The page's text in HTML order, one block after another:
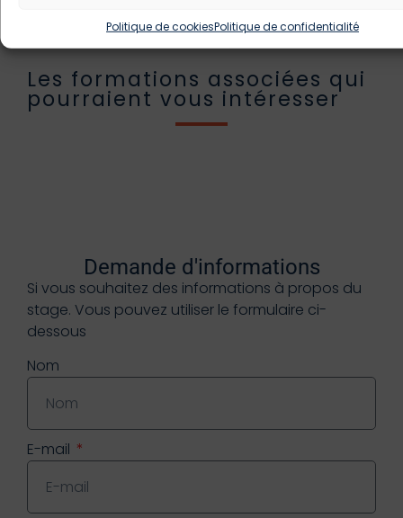
Politique de cookiesPolitique de confidentialité
Les formations associées qui
pourraient vous intéresser
Demande d'informations
Si vous souhaitez des informations à propos du
stage. Vous pouvez utiliser le formulaire ci-
dessous
Nom
E-mail